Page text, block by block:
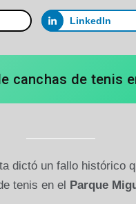
LinkedIn
canchas de tenis
dictó un fallo histórico
tenis en el
Parque